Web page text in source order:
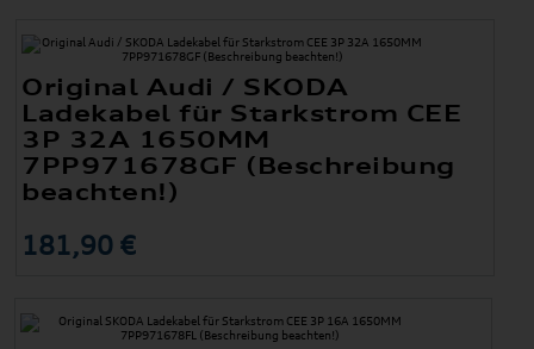
Original Audi / SKODA
Ladekabel für Starkstrom CEE
3P 32A 1650MM
7PP971678GF (Beschreibung
beachten!)
181,90 €